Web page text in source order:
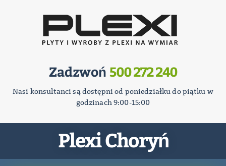
Zadzwoń 500 272 240
Nasi konsultanci są dostępni od poniedziałku do piątku w
godzinach 9:00-15:00
Plexi Choryń